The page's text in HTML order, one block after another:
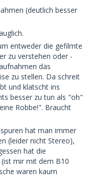
(deutlich besser
entweder die gefilmte
zu verstehen oder -
das
zu stellen. Da schreit
und klatscht ins
besser zu tun als "oh"
Robbe!". Braucht
hat man immer
(leider nicht Stereo),
hat die
mir mit dem B10
waren kaum